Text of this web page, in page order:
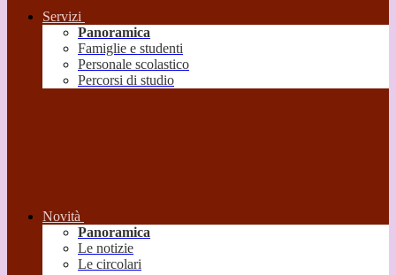
Servizi
Panoramica
Famiglie e studenti
Personale scolastico
Percorsi di studio
Novità
Panoramica
Le notizie
Le circolari